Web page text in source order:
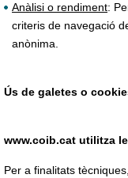
Anàlisi o rendiment:
criteris de navegació
anònima.
Ús de galetes o
www.coib.cat utilitza
Per a finalitats